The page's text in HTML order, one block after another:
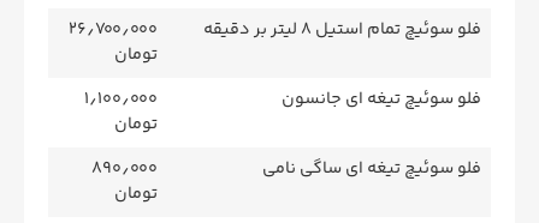
فلو سوئیچ تمام استیل 8 لیتر بر دقیقه
۲۶٫۷۰۰٫۰۰۰
تومان
فلو سوئیچ تیغه ای جانسون
۱٫۱۰۰٫۰۰۰
تومان
فلو سوئیچ تیغه ای ساگی نامی
۸۹۰٫۰۰۰
تومان